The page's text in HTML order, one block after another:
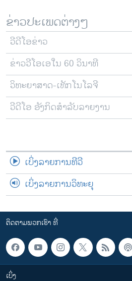
ພາສາອັງກິດ
ວີດີໂອ
ສຽງ
ລາຍການກະຈາຍສຽງ
ລາຍງານ
ຕິດຕາມພວກເຮົາ ທີ່
ຂ່າວປະເພດຕ່າງໆ
ວີດີໂອຂ່າວ
ຂ່າວວີໂອເອໃນ 60 ວິນາທີ
ວິທະຍາສາດ-ເທັກໂນໂລຈີ
ວີດີໂອ ອັງກິດສຳລັບລາຍງານ
ເບິ່ງລາຍການທີວີ
ເບິ່ງລາຍການວິທະຍຸ
ຕິດຕາມພວກເຮົາ ທີ່
ເບິ່ງ